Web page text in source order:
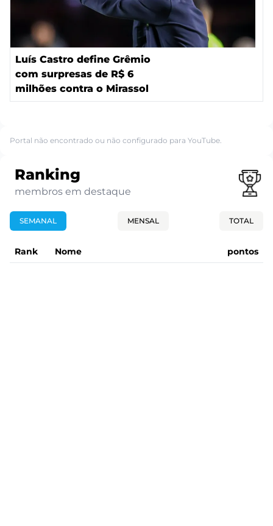
Luís Castro define Grêmio
com surpresas de R$ 6
milhões contra o Mirassol
Portal não encontrado ou não configurado para YouTube.
Ranking
membros em destaque
SEMANAL MENSAL TOTAL
Rank Nome pontos